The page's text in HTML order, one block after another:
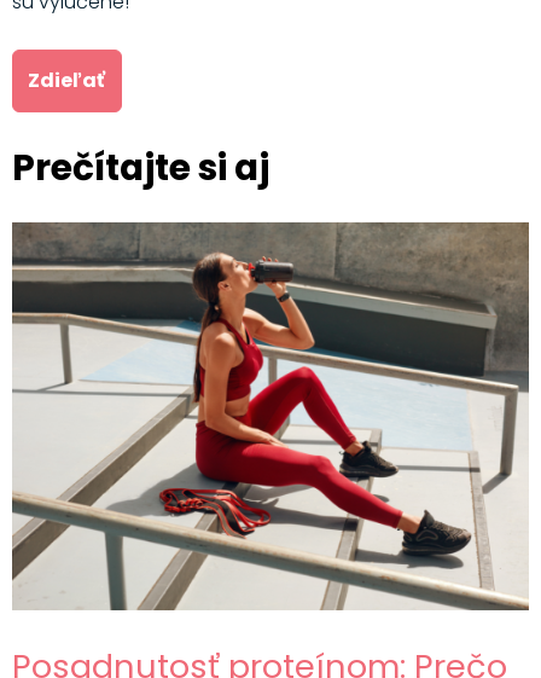
Zdieľať
Prečítajte si aj
Posadnutosť proteínom: Prečo